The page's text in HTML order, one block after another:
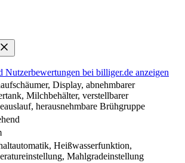
Nutzerbewertungen bei billiger.de anzeigen
Display, abnehmbarer
Milchbehälter, verstellbarer
herausnehmbare Brühgruppe
Heißwasserfunktion,
Mahlgradeinstellung